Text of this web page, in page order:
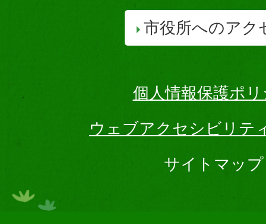
市役所へのアク
個人情報保護ポ
ウェブアクセシビリテ
サイトマップ